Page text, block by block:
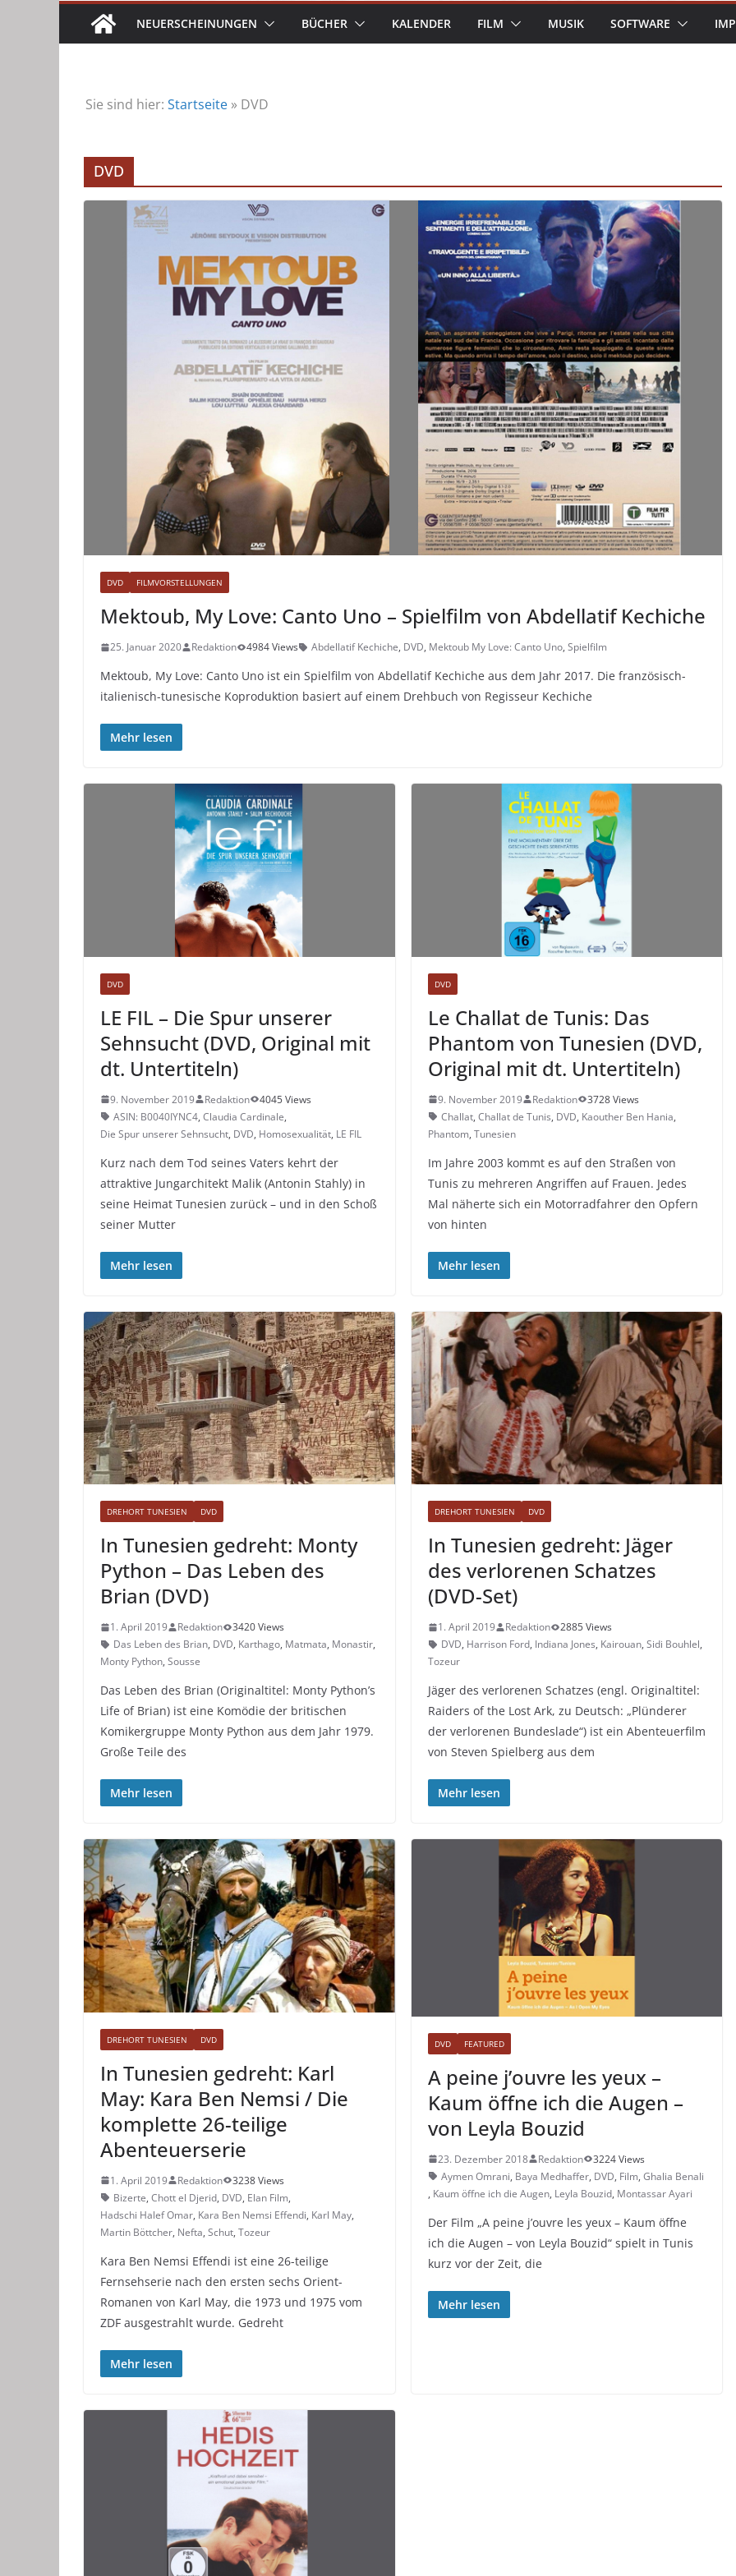
NEUERSCHEINUNGEN BÜCHER KALENDER FILM MUSIK SOFTWARE
Sie sind hier: Startseite » DVD
DVD
DVD FILMVORSTELLUNGEN
Mektoub, My Love: Canto Uno – Spielfilm von Abdellatif Kechiche
25. Januar 2020 Redaktion 4984 Views Abdellatif Kechiche, DVD, Mektoub My Love: Canto Uno, Spielfilm
Mektoub, My Love: Canto Uno ist ein Spielfilm von Abdellatif Kechiche aus dem Jahr 2017. Die französisch-
italienisch-tunesische Koproduktion basiert auf einem Drehbuch von Regisseur Kechiche
Mehr lesen
DVD
LE FIL – Die Spur unserer
Sehnsucht (DVD, Original mit
dt. Untertiteln)
9. November 2019 Redaktion
4045 Views
ASIN: B0040IYNC4, Claudia Cardinale,
Die Spur unserer Sehnsucht, DVD, Homosexualität, LE FIL
Kurz nach dem Tod seines Vaters kehrt der
attraktive Jungarchitekt Malik (Antonin Stahly) in
seine Heimat Tunesien zurück – und in den Schoß
seiner Mutter
Mehr lesen
DVD
Le Challat de Tunis: Das
Phantom von Tunesien (DVD,
Original mit dt. Untertiteln)
9. November 2019 Redaktion
3728 Views
Challat, Challat de Tunis, DVD, Kaouther Ben Hania,
Phantom, Tunesien
Im Jahre 2003 kommt es auf den Straßen von
Tunis zu mehreren Angriffen auf Frauen. Jedes
Mal näherte sich ein Motorradfahrer den Opfern
von hinten
Mehr lesen
DREHORT TUNESIEN DVD
In Tunesien gedreht: Monty
Python – Das Leben des
Brian (DVD)
1. April 2019 Redaktion
3420 Views
Das Leben des Brian, DVD, Karthago, Matmata, Monastir,
Monty Python, Sousse
Das Leben des Brian (Originaltitel: Monty Python’s
Life of Brian) ist eine Komödie der britischen
Komikergruppe Monty Python aus dem Jahr 1979.
Große Teile des
Mehr lesen
DREHORT TUNESIEN DVD
In Tunesien gedreht: Jäger
des verlorenen Schatzes
(DVD-Set)
1. April 2019 Redaktion
2885 Views
DVD, Harrison Ford, Indiana Jones, Kairouan, Sidi Bouhlel,
Tozeur
Jäger des verlorenen Schatzes (engl. Originaltitel:
Raiders of the Lost Ark, zu Deutsch: „Plünderer
der verlorenen Bundeslade“) ist ein Abenteuerfilm
von Steven Spielberg aus dem
Mehr lesen
DREHORT TUNESIEN DVD
In Tunesien gedreht: Karl
May: Kara Ben Nemsi / Die
komplette 26-teilige
Abenteuerserie
1. April 2019 Redaktion
3238 Views
Bizerte, Chott el Djerid, DVD, Elan Film,
Hadschi Halef Omar, Kara Ben Nemsi Effendi, Karl May,
Martin Böttcher, Nefta, Schut, Tozeur
Kara Ben Nemsi Effendi ist eine 26-teilige
Fernsehserie nach den ersten sechs Orient-
Romanen von Karl May, die 1973 und 1975 vom
ZDF ausgestrahlt wurde. Gedreht
Mehr lesen
DVD FEATURED
A peine j’ouvre les yeux –
Kaum öffne ich die Augen –
von Leyla Bouzid
23. Dezember 2018 Redaktion
3224 Views
Aymen Omrani, Baya Medhaffer, DVD, Film, Ghalia Benali
, Kaum öffne ich die Augen, Leyla Bouzid, Montassar Ayari
Der Film „A peine j’ouvre les yeux – Kaum öffne
ich die Augen – von Leyla Bouzid“ spielt in Tunis
kurz vor der Zeit, die
Mehr lesen